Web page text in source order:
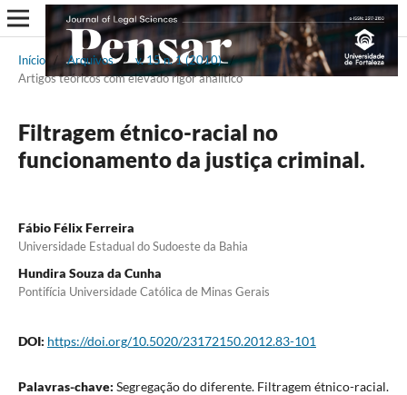
Início / Arquivos / v. 15 n. 1 (2010) /
Artigos teóricos com elevado rigor analítico
Filtragem étnico-racial no
funcionamento da justiça criminal.
Fábio Félix Ferreira
Universidade Estadual do Sudoeste da Bahia
Hundira Souza da Cunha
Pontifícia Universidade Católica de Minas Gerais
DOI: https://doi.org/10.5020/23172150.2012.83-101
Palavras-chave: Segregação do diferente. Filtragem étnico-racial.